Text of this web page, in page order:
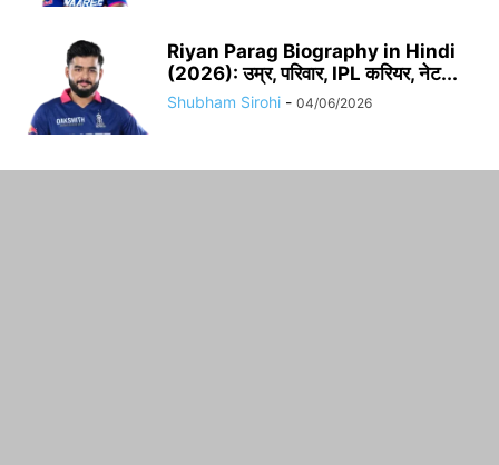
Riyan Parag Biography in Hindi
(2026): उम्र, परिवार, IPL करियर, नेट...
Shubham Sirohi - 04/06/2026